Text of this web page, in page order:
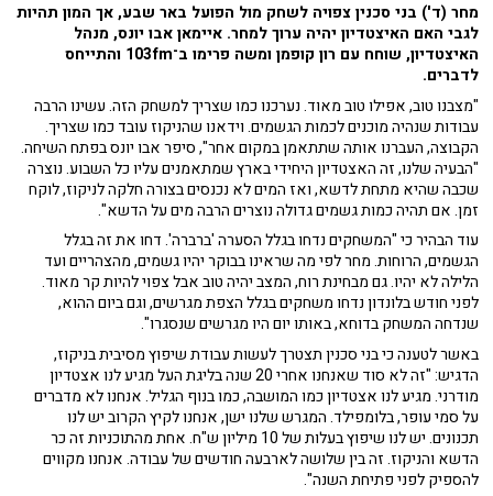
מחר (ד') בני סכנין צפויה לשחק מול הפועל באר שבע, אך המון תהיות
לגבי האם האיצטדיון יהיה ערוך למחר. איימאן אבו יונס, מנהל
האיצטדיון, שוחח עם רון קופמן ומשה פרימו ב־103fm והתייחס
לדברים.
"מצבנו טוב, אפילו טוב מאוד. נערכנו כמו שצריך למשחק הזה. עשינו הרבה
עבודות שנהיה מוכנים לכמות הגשמים. וידאנו שהניקוז עובד כמו שצריך.
הקבוצה, העברנו אותה שתתאמן במקום אחר", סיפר אבו יונס בפתח השיחה.
"הבעיה שלנו, זה האצטדיון היחידי בארץ שמתאמנים עליו כל השבוע. נוצרה
שכבה שהיא מתחת לדשא, ואז המים לא נכנסים בצורה חלקה לניקוז, לוקח
זמן. אם תהיה כמות גשמים גדולה נוצרים הרבה מים על הדשא".
עוד הבהיר כי "המשחקים נדחו בגלל הסערה 'ברברה'. דחו את זה בגלל
הגשמים, הרוחות. מחר לפי מה שראינו בבוקר יהיו גשמים, מהצהריים ועד
הלילה לא יהיו. גם מבחינת רוח, המצב יהיה טוב אבל צפוי להיות קר מאוד.
לפני חודש בלונדון נדחו משחקים בגלל הצפת מגרשים, וגם ביום ההוא,
שנדחה המשחק בדוחא, באותו יום היו מגרשים שנסגרו".
באשר לטענה כי בני סכנין תצטרך לעשות עבודת שיפוץ מסיבית בניקוז,
הדגיש: "זה לא סוד שאנחנו אחרי 20 שנה בליגת העל מגיע לנו אצטדיון
מודרני. מגיע לנו אצטדיון כמו המושבה, כמו בנוף הגליל. אנחנו לא מדברים
על סמי עופר, בלומפילד. המגרש שלנו ישן, אנחנו לקיץ הקרוב יש לנו
תכנונים. יש לנו שיפוץ בעלות של 10 מיליון ש"ח. אחת מהתוכניות זה כר
הדשא והניקוז. זה בין שלושה לארבעה חודשים של עבודה. אנחנו מקווים
להספיק לפני פתיחת השנה".